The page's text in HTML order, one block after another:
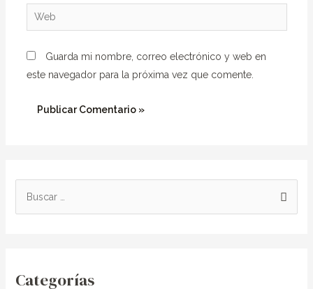
Web
Guarda mi nombre, correo electrónico y web en
este navegador para la próxima vez que comente.
a
Categorías